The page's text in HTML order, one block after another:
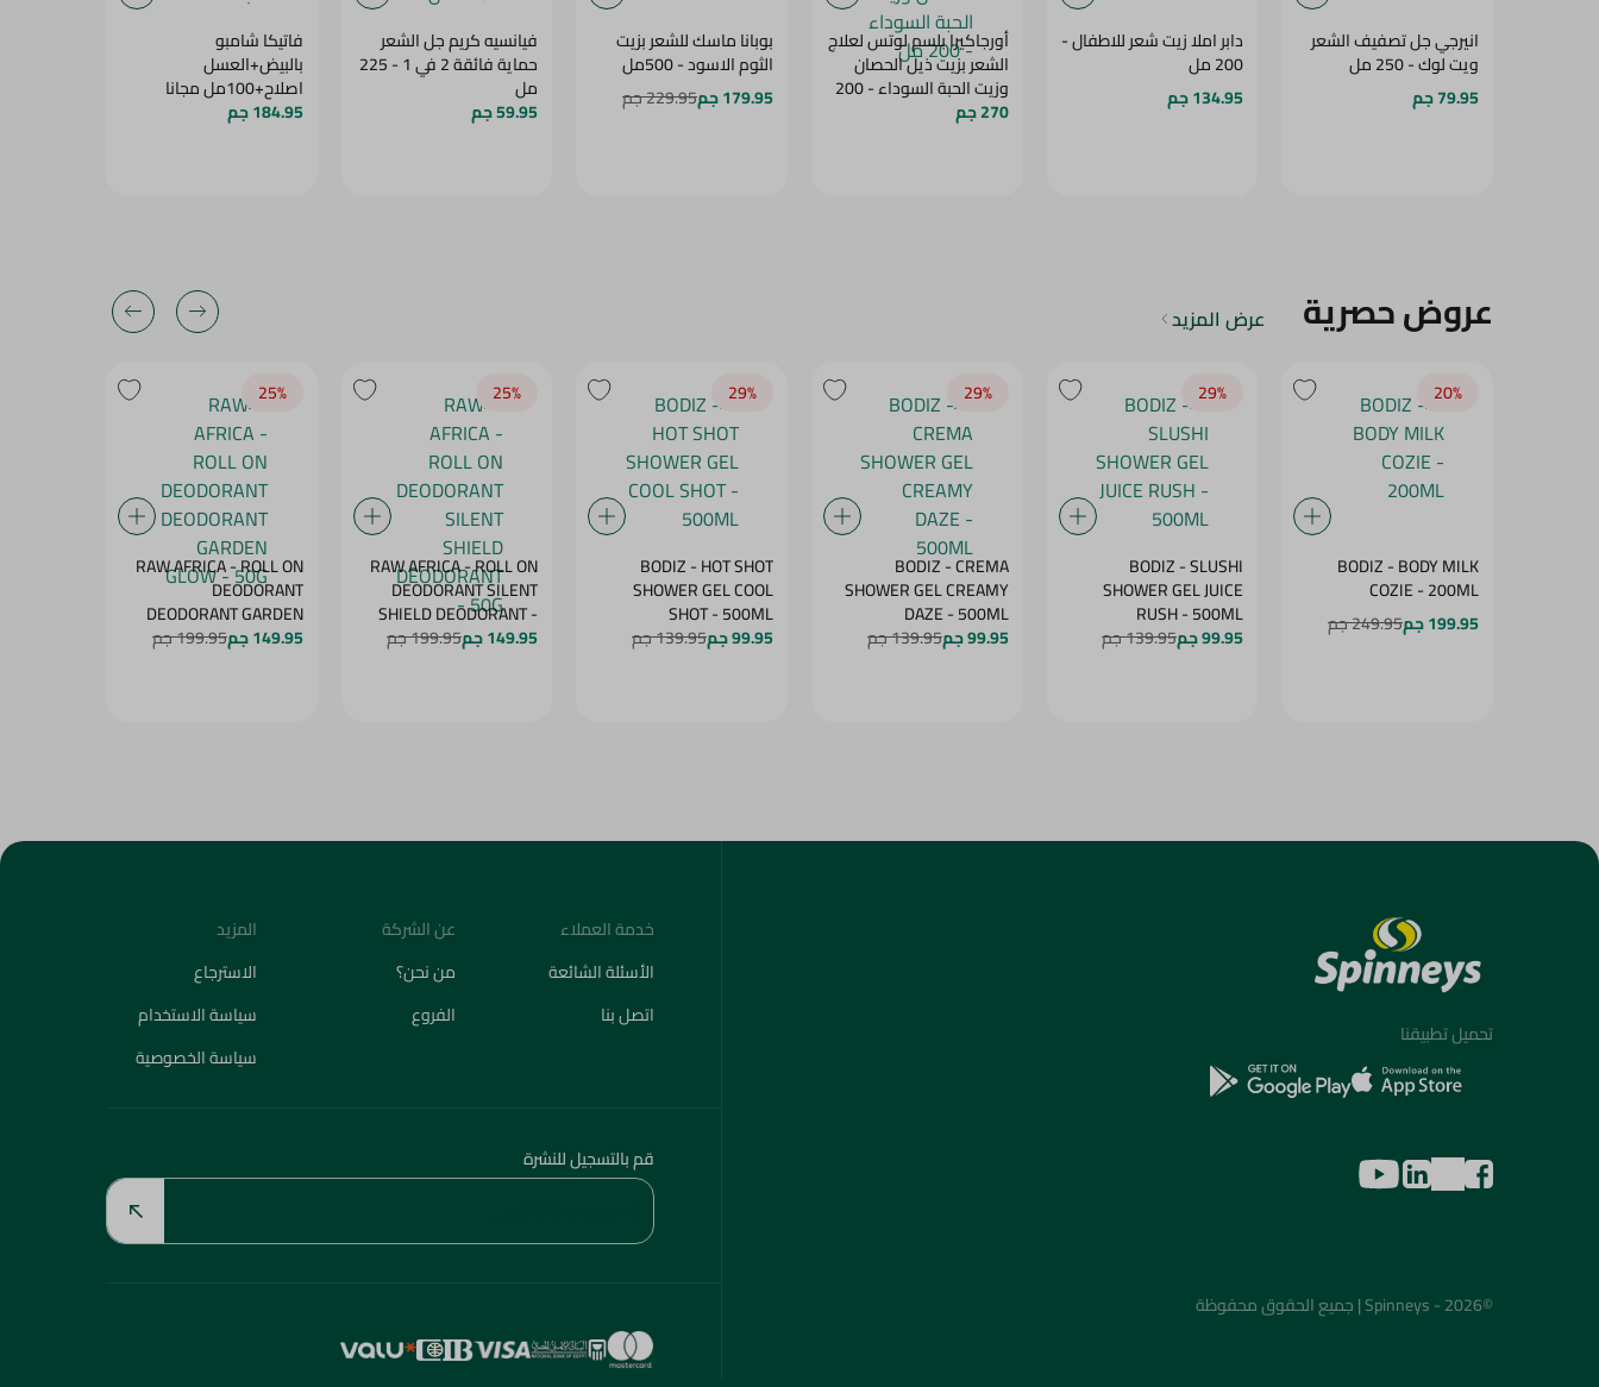
انيرجي جل تصفيف الشعر
ويت لوك - 250 مل
79.95 جم
دابر املا زيت شعر للاطفال -
200 مل
134.95 جم
أورجاكيرا بلسم لوتس لعلاج
الشعر بزيت ذيل الحصان
وزيت الحبة السوداء - 200
مل
270 جم
بوبانا ماسك للشعر بزيت
الثوم الاسود - 500مل
179.95 جم
229.95 جم
فيانسيه كريم جل الشعر
حماية فائقة 2 في 1 - 225
مل
59.95 جم
فاتيكا شامبو
بالبيض+العسل
اصلاح+100مل مجانا
184.95 جم
عروض حصرية عرض المزيد
20‎%‎
BODIZ - BODY MILK
COZIE - 200ML
199.95 جم
249.95 جم
29‎%‎
BODIZ - SLUSHI
SHOWER GEL JUICE
RUSH - 500ML
99.95 جم 139.95 جم
29‎%‎
BODIZ - CREMA
SHOWER GEL CREAMY
DAZE - 500ML
99.95 جم 139.95 جم
29‎%‎
BODIZ - HOT SHOT
SHOWER GEL COOL
SHOT - 500ML
99.95 جم 139.95 جم
25‎%‎
RAW AFRICA - ROLL ON
DEODORANT SILENT
SHIELD DEODORANT -
50G
149.95 جم 199.95 جم
25‎%‎
RAW AFRICA - ROLL ON
DEODORANT
DEODORANT GARDEN
GLOW - 50G
149.95 جم 199.95 جم
تحميل تطبيقنا
©2026 - Spinneys | جميع الحقوق محفوظة
خدمة العملاء
الأسئلة الشائعة
اتصل بنا
عن الشركة
من نحن؟
الفروع
المزيد
الاسترجاع
سياسة الاستخدام
سياسة الخصوصية
قم بالتسجيل للنشرة